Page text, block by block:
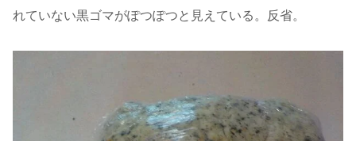
れていない黒ゴマがぽつぽつと見えている。反省。